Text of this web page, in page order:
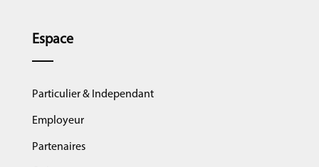
Espace
Particulier & Independant
Employeur
Partenaires